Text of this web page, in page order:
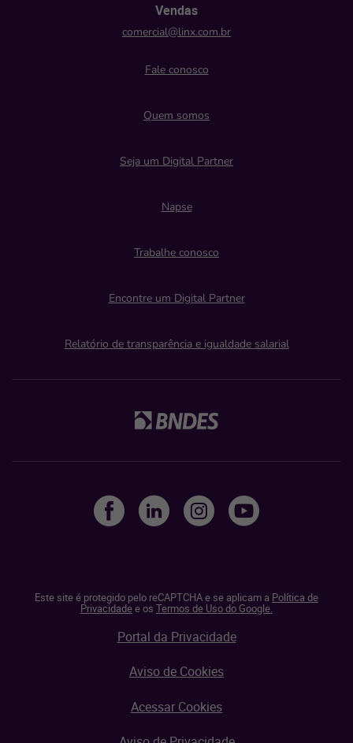
Vendas
comercial@linx.com.br
Fale conosco
Quem somos
Seja um Digital Partner
Napse
Trabalhe conosco
Encontre um Digital Partner
Relatório de transparência e igualdade salarial
Este site é protegido pelo reCAPTCHA e se aplicam a Política de
Privacidadee os Termos de Uso do Google.
Portal da Privacidade
Aviso de Cookies
Acessar Cookies